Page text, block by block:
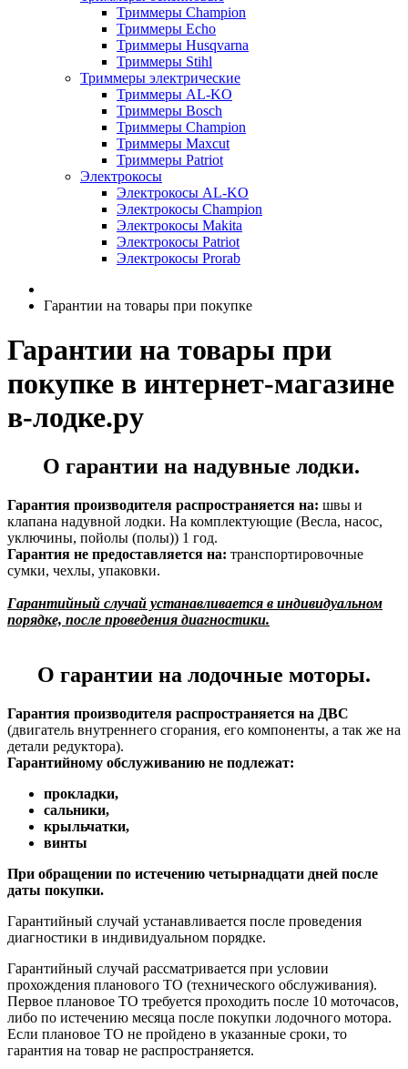
Триммеры Champion
Триммеры Echo
Триммеры Husqvarna
Триммеры Stihl
Триммеры электрические
Триммеры AL-KO
Триммеры Bosch
Триммеры Champion
Триммеры Maxcut
Триммеры Patriot
Электрокосы
Электрокосы AL-KO
Электрокосы Champion
Электрокосы Makita
Электрокосы Patriot
Электрокосы Prorab
Гарантии на товары при покупке
Гарантии на товары при
покупке в интернет-магазине
в-лодке.ру
О гарантии на надувные лодки.
Гарантия производителя распространяется на: швы и
клапана надувной лодки. На комплектующие (Весла, насос,
уключины, пойолы (полы)) 1 год.
Гарантия не предоставляется на: транспортировочные
сумки, чехлы, упаковки.
Гарантийный случай устанавливается в индивидуальном
порядке, после проведения диагностики.
О гарантии на лодочные моторы.
Гарантия производителя распространяется на ДВС
(двигатель внутреннего сгорания, его компоненты, а так же на
детали редуктора).
Гарантийному обслуживанию не подлежат:
прокладки,
сальники,
крыльчатки,
винты
При обращении по истечению четырнадцати дней после
даты покупки.
Гарантийный случай устанавливается после проведения
диагностики в индивидуальном порядке.
Гарантийный случай рассматривается при условии
прохождения планового ТО (технического обслуживания).
Первое плановое ТО требуется проходить после 10 моточасов,
либо по истечению месяца после покупки лодочного мотора.
Если плановое ТО не пройдено в указанные сроки, то
гарантия на товар не распространяется.